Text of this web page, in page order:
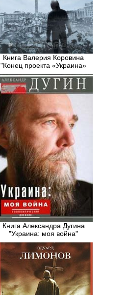
Книга Валерия Коровина
"Конец проекта «Украина»
Книга Александра Дугина
"Украина: моя война"